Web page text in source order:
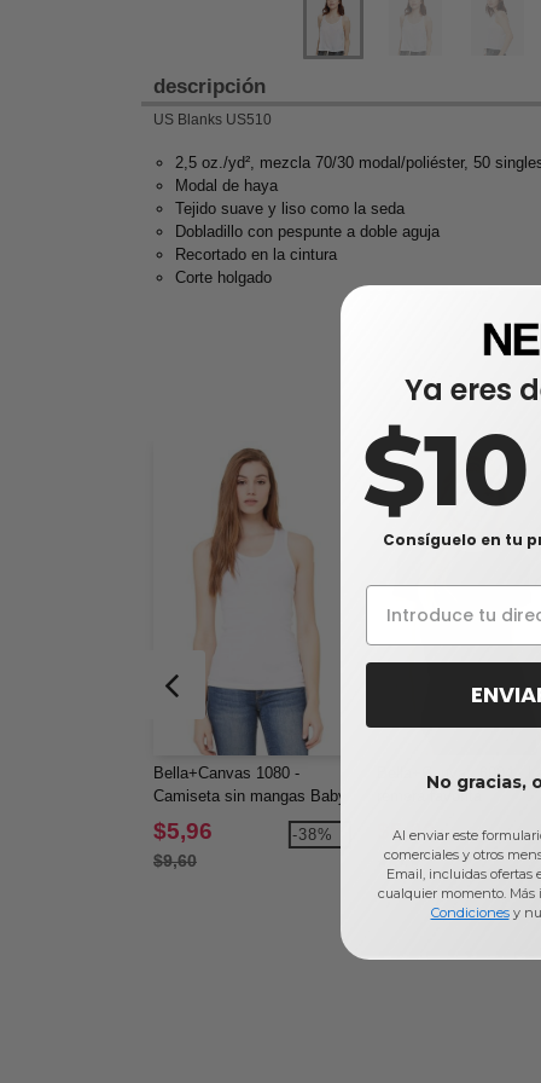
descripción
US Blanks US510
2,5 oz./yd², mezcla 70/30 modal/poliéster, 50
Modal de haya
Tejido suave y liso como la seda
Dobladillo con pespunte a doble aguja
Recortado en la cintura
Corte holgado
Bella+Canvas 1080 -
Camiseta sin mangas Baby
Rib
$5,96
$9,60
-38%
Bella+Canvas 6004 - La
remera favorita
$5,02
Ya eres
Consíguelo en tu
No gracias,
Al enviar este
comerciales y otros
Email, incluidas ofertas
cualquier momento.
Condicionesy